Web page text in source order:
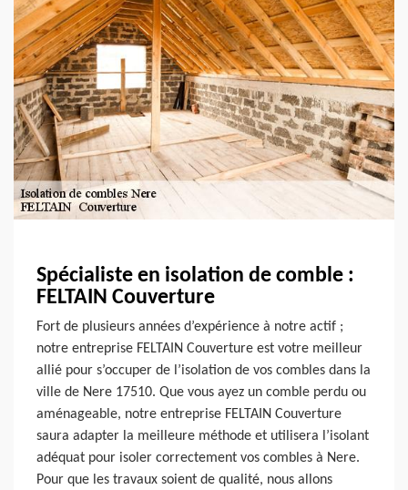
Spécialiste en isolation de comble :
FELTAIN Couverture
Fort de plusieurs années d’expérience à notre actif ;
notre entreprise FELTAIN Couverture est votre meilleur
allié pour s’occuper de l’isolation de vos combles dans la
ville de Nere 17510. Que vous ayez un comble perdu ou
aménageable, notre entreprise FELTAIN Couverture
saura adapter la meilleure méthode et utilisera l’isolant
adéquat pour isoler correctement vos combles à Nere.
Pour que les travaux soient de qualité, nous allons